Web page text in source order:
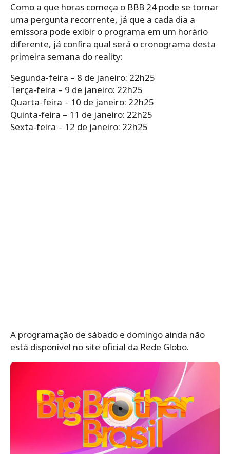
Como a que horas começa o BBB 24 pode se tornar
uma pergunta recorrente, já que a cada dia a
emissora pode exibir o programa em um horário
diferente, já confira qual será o cronograma desta
primeira semana do reality:
Segunda-feira – 8 de janeiro: 22h25
Terça-feira – 9 de janeiro: 22h25
Quarta-feira – 10 de janeiro: 22h25
Quinta-feira – 11 de janeiro: 22h25
Sexta-feira – 12 de janeiro: 22h25
A programação de sábado e domingo ainda não
está disponível no site oficial da Rede Globo.